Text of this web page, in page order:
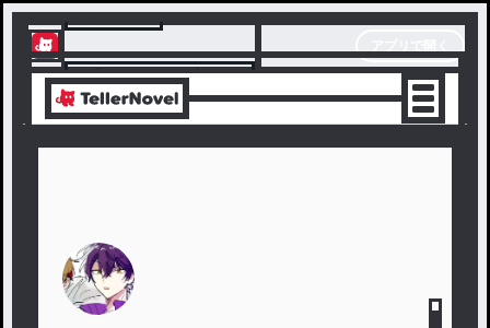
テラーノベル
アプリでサクサク楽しめる